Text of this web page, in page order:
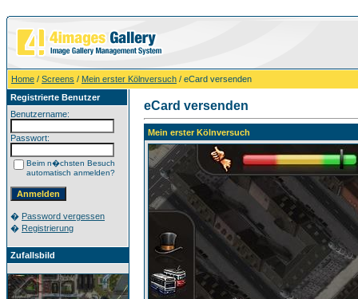
Home / Screens / Mein erster Kölnversuch / eCard versenden
Registrierte Benutzer
Benutzername:
Passwort:
Beim n�chsten Besuch
automatisch anmelden?
� Password vergessen
� Registrierung
Zufallsbild
eCard versenden
Mein erster Kölnversuch